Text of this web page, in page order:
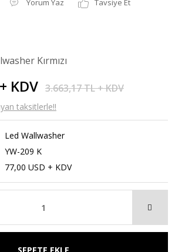
Yorum Yaz
Tavsiye Et
Kırmızı
KDV 3.663,17 TL + KDV
taksitlerle!!
Led Wallwasher
YW-209 K
77,00 USD + KDV
SEPETE EKLE